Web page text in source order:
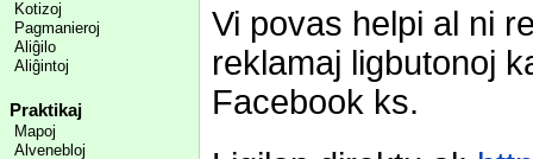
Kotizoj
Pagmanieroj
Aliĝilo
Aliĝintoj
Praktikaj
Mapoj
Alvenebloj
Vi povas helpi al ni
reklamaj ligbutonoj
Facebook ks.